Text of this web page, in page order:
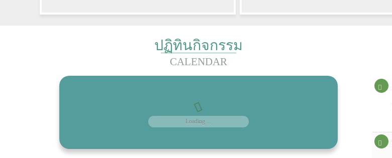
ปฏิทินกิจกรรม
CALENDAR
Loading ...